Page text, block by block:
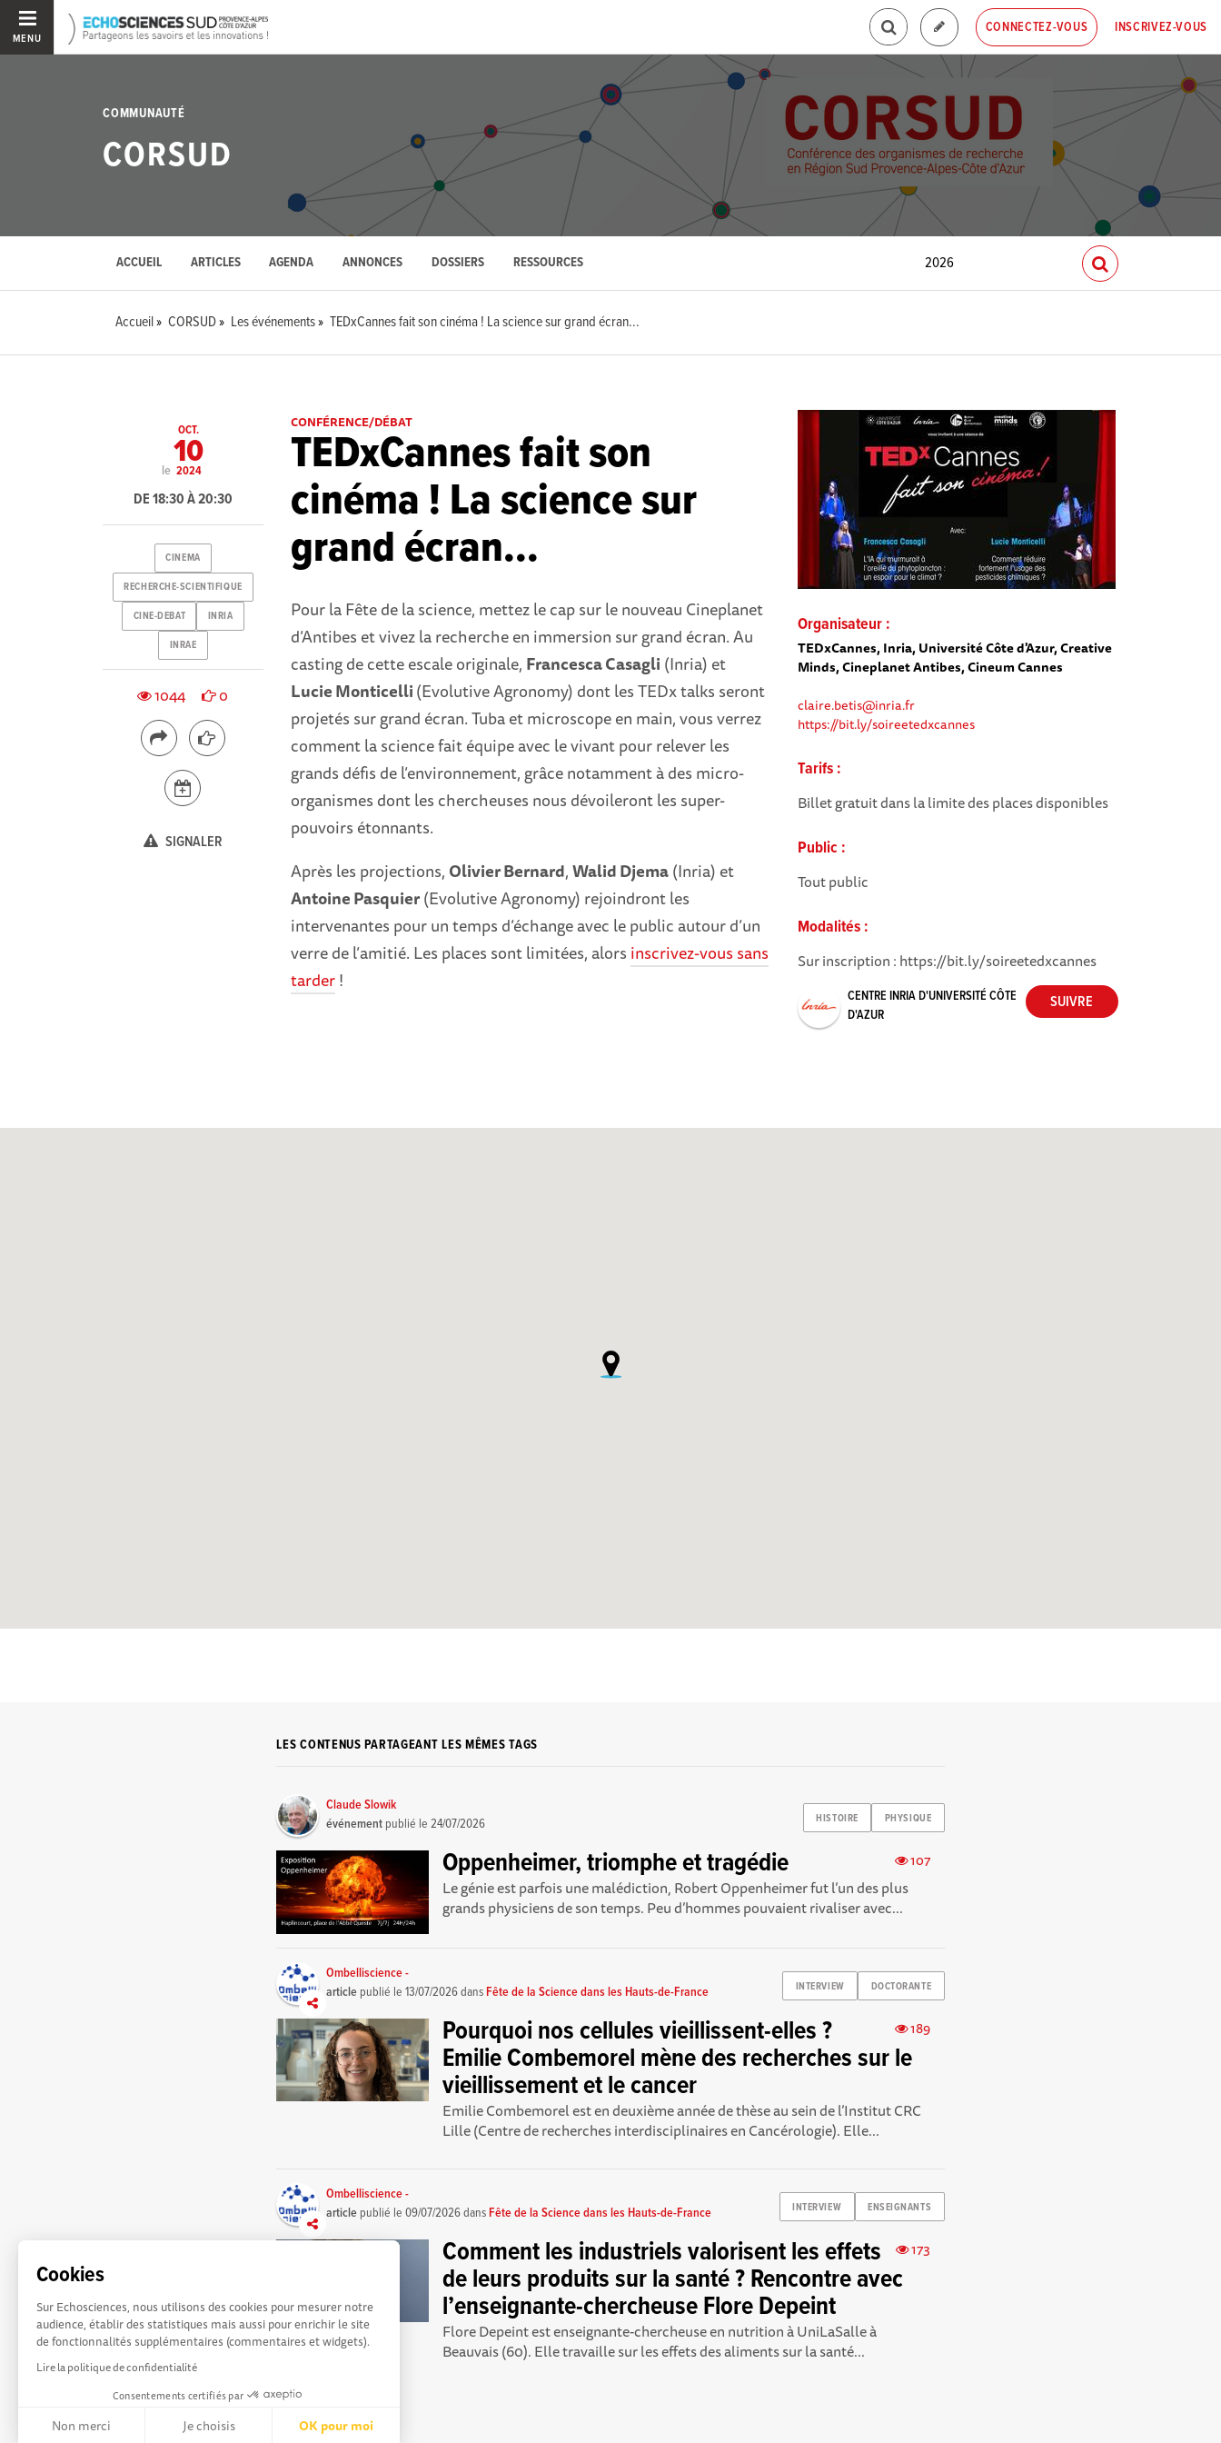
Cookies
Sur Echosciences, nous utilisons des cookies pour mesurer notre
audience, établir des statistiques mais aussi pour enrichir le site
de fonctionnalités supplémentaires (commentaires et widgets).
Lire la politique de confidentialité
Consentements certifiés par
Non merci Je choisis OK pour moi
MENU
CONNECTEZ-VOUS INSCRIVEZ-VOUS
COMMUNAUTÉ
CORSUD
ACCUEIL ARTICLES AGENDA ANNONCES DOSSIERS RESSOURCES
Accueil CORSUD Les événements TEDxCannes fait son cinéma ! La science sur grand écran...
CONFÉRENCE/DÉBAT
TEDxCannes fait son
cinéma ! La science sur
grand écran...
Pour la Fête de la science, mettez le cap sur le nouveau Cineplanet
d’Antibes et vivez la recherche en immersion sur grand écran. Au
casting de cette escale originale, Francesca Casagli (Inria) et
Lucie Monticelli(Evolutive Agronomy) dont les TEDx talks seront
projetés sur grand écran. Tuba et microscope en main, vous verrez
comment la science fait équipe avec le vivant pour relever les
grands défis de l’environnement, grâce notamment à des micro-
organismes dont les chercheuses nous dévoileront les super-
pouvoirs étonnants.
Après les projections, Olivier Bernard,Walid Djema(Inria) et
Antoine Pasquier(Evolutive Agronomy) rejoindront les
intervenantes pour un temps d’échange avec le public autour d’un
verre de l’amitié. Les places sont limitées, alors inscrivez-vous sans
tarder!
Organisateur :
TEDxCannes, Inria, Université Côte d'Azur, Creative
Minds, Cineplanet Antibes, Cineum Cannes
claire.betis@inria.fr
https://bit.ly/soireetedxcannes
Tarifs :
Billet gratuit dans la limite des places disponibles
Public :
Tout public
Modalités :
Sur inscription : https://bit.ly/soireetedxcannes
CENTRE INRIA D'UNIVERSITÉ CÔTE
D'AZUR
le
OCT.
10
2024
DE 18:30 À 20:30
CINEMA
RECHERCHE-SCIENTIFIQUE
CINE-DEBAT INRIA
INRAE
1044 0
SIGNALER
LES CONTENUS PARTAGEANT LES MÊMES TAGS
HISTOIRE PHYSIQUE
Claude Slowik
événement publié le24/07/2026
107
Oppenheimer, triomphe et tragédie
Le génie est parfois une malédiction, Robert Oppenheimer fut l’un des plus
grands physiciens de son temps. Peu d’hommes pouvaient rivaliser avec...
INTERVIEW DOCTORANTE
Ombelliscience -
article publié le13/07/2026dansFête de la Science dans les Hauts-de-France
189
Pourquoi nos cellules vieillissent-elles ?
Emilie Combemorel mène des recherches sur le
vieillissement et le cancer
Emilie Combemorel est en deuxième année de thèse au sein de l’Institut CRC
Lille (Centre de recherches interdisciplinaires en Cancérologie). Elle...
INTERVIEW ENSEIGNANTS
Ombelliscience -
article publié le09/07/2026dansFête de la Science dans les Hauts-de-France
173
Comment les industriels valorisent les effets
de leurs produits sur la santé ? Rencontre avec
l’enseignante-chercheuse Flore Depeint
Flore Depeint est enseignante-chercheuse en nutrition à UniLaSalle à
Beauvais (60). Elle travaille sur les effets des aliments sur la santé...